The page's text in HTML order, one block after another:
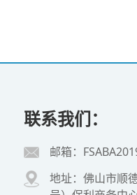
联系我们：
邮箱：
地址：佛山市顺